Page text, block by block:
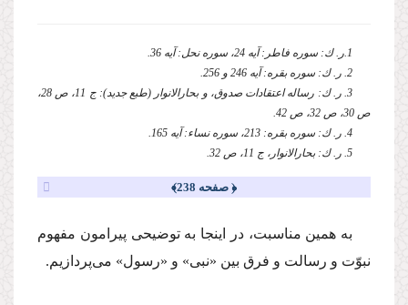
1.ر. ك: سوره فاطر: آیه 24، سوره نحل: آیه 36.
2. ر. ك: سوره بقره: آیه 246 و 256.
3. ر. ك: رساله اعتقادات صدوق، و بحارالانوار (طبع جدید): ج 11، ص 28،
ص 30، ص 32، ص 42.
4. ر. ك: سوره بقره: 213، سوره نساء: آیه 165.
5. ر. ك: بحارالانوار، ج 11، ص 32.
﴿ صفحه 238﴾
به همین مناسبت، در اینجا به توضیحى پیرامون مفهوم
نبوّت و رسالت و فرق بین «نبى» و «رسول» مى‌پردازیم.